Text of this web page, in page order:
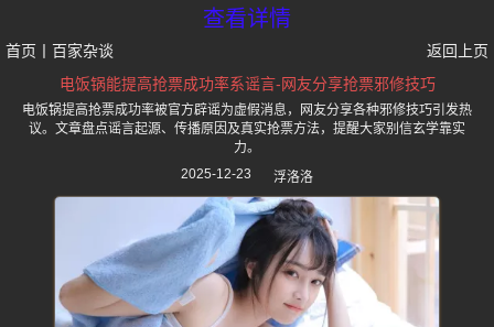
查看详情
首页 百家杂谈
返回上页
电饭锅能提高抢票成功率系谣言-网友分享抢票邪修技巧
电饭锅提高抢票成功率被官方辟谣为虚假消息，网友分享各种邪修技巧引发热
议。文章盘点谣言起源、传播原因及真实抢票方法，提醒大家别信玄学靠实
力。
2025-12-23
浮洛洛